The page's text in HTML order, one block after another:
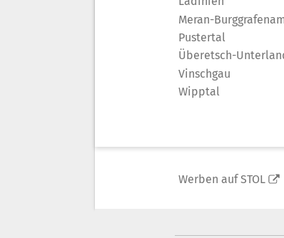
Meran-
Pustertal
Überetsch-
Vinschgau
Wipptal
Werben auf STOL